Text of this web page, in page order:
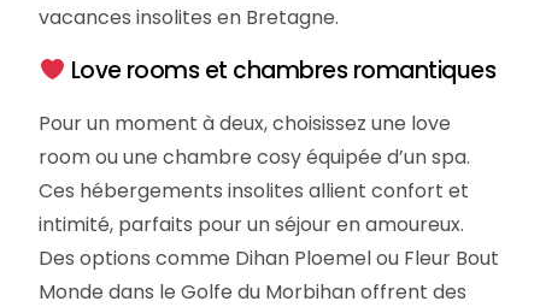
vacances insolites en Bretagne.
Love rooms et chambres romantiques
Pour un moment à deux, choisissez une love
room ou une chambre cosy équipée d’un spa.
Ces hébergements insolites allient confort et
intimité, parfaits pour un séjour en amoureux.
Des options comme Dihan Ploemel ou Fleur Bout
Monde dans le Golfe du Morbihan offrent des